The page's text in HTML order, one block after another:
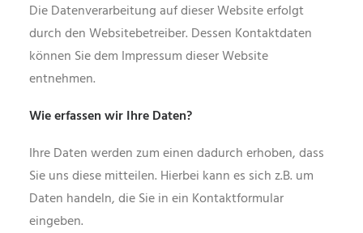
Die Datenverarbeitung auf dieser Website erfolgt
durch den Websitebetreiber. Dessen Kontaktdaten
können Sie dem Impressum dieser Website
entnehmen.
Wie erfassen wir Ihre Daten?
Ihre Daten werden zum einen dadurch erhoben, dass
Sie uns diese mitteilen. Hierbei kann es sich z.B. um
Daten handeln, die Sie in ein Kontaktformular
eingeben.